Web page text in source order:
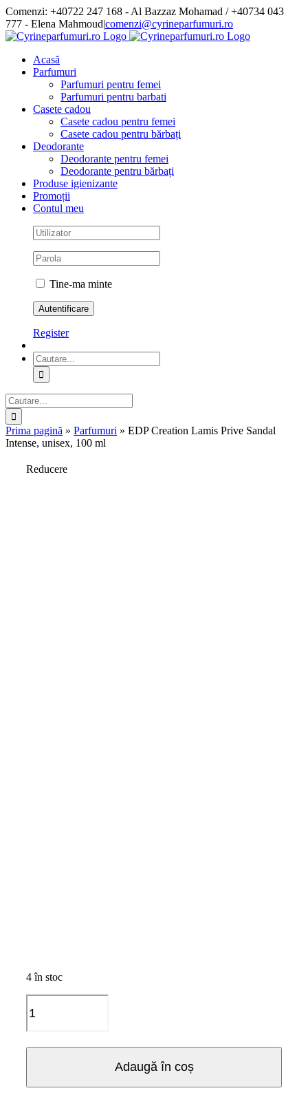
Skip
to
content
Comenzi: +40722 247 168 - Al Bazzaz Mohamad / +40734 043
777 - Elena Mahmoud|comenzi@cyrineparfumuri.ro
Facebook
Acasă
Parfumuri
Parfumuri pentru femei
Parfumuri pentru barbati
Casete cadou
Casete cadou pentru femei
Casete cadou pentru bărbați
Deodorante
Deodorante pentru femei
Deodorante pentru bărbați
Produse igienizante
Promoții
Contul meu
Tine-ma minte
Register
Cautare...
Cautare...
Prima pagină » Parfumuri » EDP Creation Lamis Prive Sandal
Intense, unisex, 100 ml
Reducere
4 în stoc
EDP
Creation
Lamis
Intense,
Adaugă în coș